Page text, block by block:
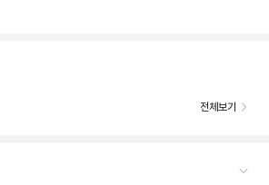
전체보기